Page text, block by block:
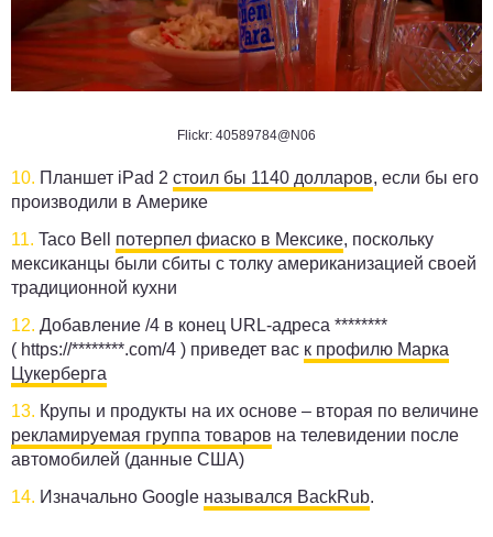
Flickr: 40589784@N06
10. Планшет iPad 2 стоил бы 1140 долларов, если бы его
производили в Америке
11. Taco Bell потерпел фиаско в Мексике, поскольку
мексиканцы были сбиты с толку американизацией своей
традиционной кухни
12. Добавление /4 в конец URL-адреса ********
( https://********.com/4 ) приведет вас к профилю Марка
Цукерберга
13. Крупы и продукты на их основе – вторая по величине
рекламируемая группа товаров на телевидении после
автомобилей (данные США)
14. Изначально Google назывался BackRub.